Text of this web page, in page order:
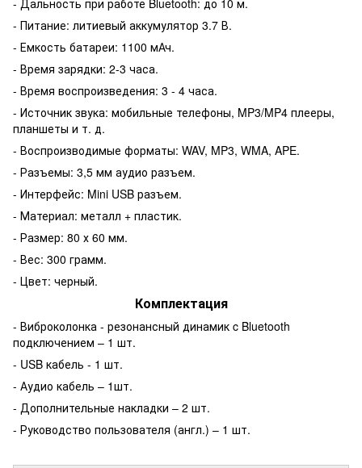
- Питание: литиевый аккумулятор 3.7 В.
- Емкость батареи: 1100 мАч.
- Время зарядки: 2-3 часа.
- Время воспроизведения: 3 - 4 часа.
- Источник звука: мобильные телефоны, MP3/MP4 плееры,
планшеты и т. д.
- Воспроизводимые форматы: WAV, MP3, WMA, APE.
- Разъемы: 3,5 мм аудио разъем.
- Интерфейс: Mini USB разъем.
- Материал: металл + пластик.
- Размер: 80 х 60 мм.
- Вес: 300 грамм.
- Цвет: черный.
Комплектация
- Виброколонка - резонансный динамик c Bluetooth
подключением – 1 шт.
- USB кабель - 1 шт.
- Аудио кабель – 1шт.
- Дополнительные накладки – 2 шт.
- Руководство пользователя (англ.) – 1 шт.